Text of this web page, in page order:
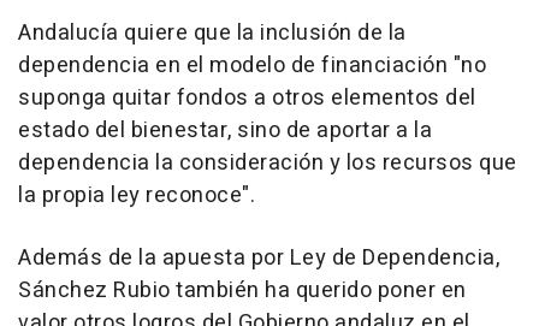
Andalucía quiere que la inclusión de la
dependencia en el modelo de financiación "no
suponga quitar fondos a otros elementos del
estado del bienestar, sino de aportar a la
dependencia la consideración y los recursos que
la propia ley reconoce".
Además de la apuesta por Ley de Dependencia,
Sánchez Rubio también ha querido poner en